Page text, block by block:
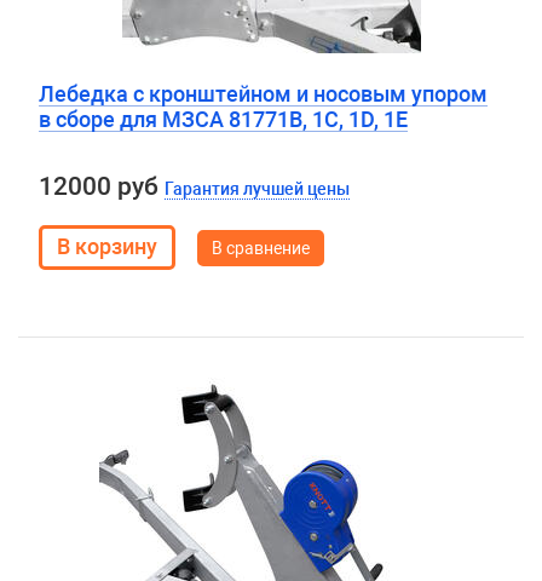
Лебедка с кронштейном и носовым упором
в сборе для МЗСА 81771B, 1С, 1D, 1E
12000 руб Гарантия лучшей цены
В сравнение